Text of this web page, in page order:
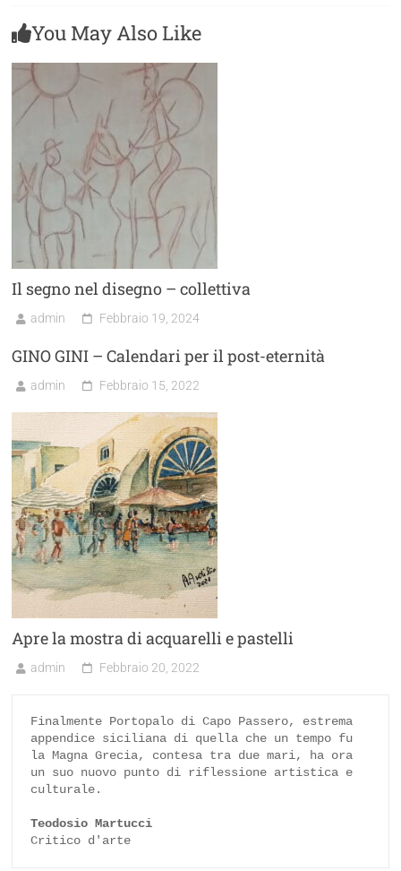
You May Also Like
Il segno nel disegno – collettiva
admin Febbraio 19, 2024
GINO GINI – Calendari per il post-eternità
admin Febbraio 15, 2022
Apre la mostra di acquarelli e pastelli
admin Febbraio 20, 2022
Finalmente Portopalo di Capo Passero, estrema
appendice siciliana di quella che un tempo fu
la Magna Grecia, contesa tra due mari, ha ora
un suo nuovo punto di riflessione artistica e
culturale.
Teodosio Martucci
Critico d'arte